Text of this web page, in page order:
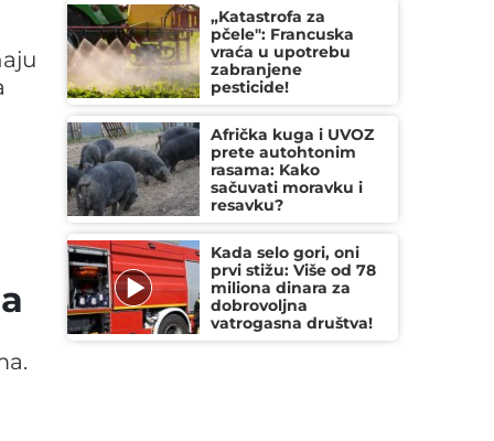
„Katastrofa za
pčele": Francuska
vraća u upotrebu
zabranjene
pesticide!
Afrička kuga i UVOZ
prete autohtonim
rasama: Kako
sačuvati moravku i
resavku?
Kada selo gori, oni
prvi stižu: Više od 78
miliona dinara za
dobrovoljna
vatrogasna društva!